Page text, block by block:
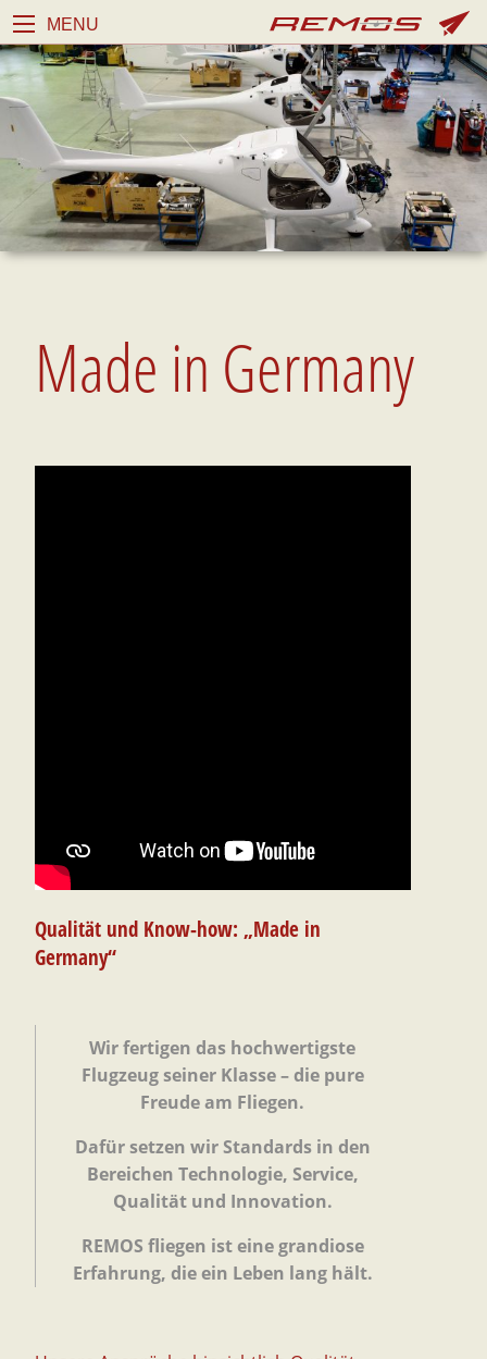
MENU
Made in Germany
Qualität und Know-how: „Made in
Germany“
Wir fertigen das hochwertigste
Flugzeug seiner Klasse –die pure
Freude am Fliegen.
Dafür setzen wir Standards in den
Bereichen Technologie, Service,
Qualität und Innovation.
REMOS fliegen ist eine grandiose
Erfahrung, die ein Leben lang hält.